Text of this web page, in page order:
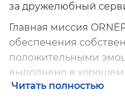
за дружелюбный
Главная миссия
обеспечения
положительными
выполнено в
Мы поможем выбрать
Читать полностью